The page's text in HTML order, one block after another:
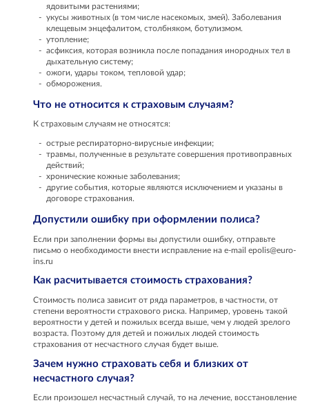
ядовитыми растениями;
укусы животных (в том числе насекомых, змей). Заболевания
клещевым энцефалитом, столбняком, ботулизмом.
утопление;
асфиксия, которая возникла после попадания инородных тел в
дыхательную систему;
ожоги, удары током, тепловой удар;
обморожения.
Что не относится к страховым случаям?
К страховым случаям не относятся:
острые респираторно-вирусные инфекции;
травмы, полученные в результате совершения противоправных
действий;
хронические кожные заболевания;
другие события, которые являются исключением и указаны в
договоре страхования.
Допустили ошибку при оформлении полиса?
Если при заполнении формы вы допустили ошибку, отправьте
письмо о необходимости внести исправление на e-mail epolis@euro-
ins.ru
Как расчитывается стоимость страхования?
Стоимость полиса зависит от ряда параметров, в частности, от
степени вероятности страхового риска. Например, уровень такой
вероятности у детей и пожилых всегда выше, чем у людей зрелого
возраста. Поэтому для детей и пожилых людей стоимость
страхования от несчастного случая будет выше.
Зачем нужно страховать себя и близких от
несчастного случая?
Если произошел несчастный случай, то на лечение, восстановление